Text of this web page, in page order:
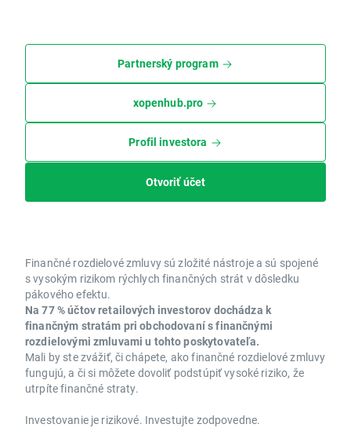
Partnerský program
xopenhub.pro
Profil investora
Otvoriť účet
Finančné rozdielové zmluvy sú zložité nástroje a sú spojené
s vysokým rizikom rýchlych finančných strát v dôsledku
pákového efektu.
Na 77 % účtov retailových investorov dochádza k
finančným stratám pri obchodovaní s finančnými
rozdielovými zmluvami u tohto poskytovateľa.
Mali by ste zvážiť, či chápete, ako finančné rozdielové zmluvy
fungujú, a či si môžete dovoliť podstúpiť vysoké riziko, že
utrpíte finančné straty.
Investovanie je rizikové. Investujte zodpovedne.